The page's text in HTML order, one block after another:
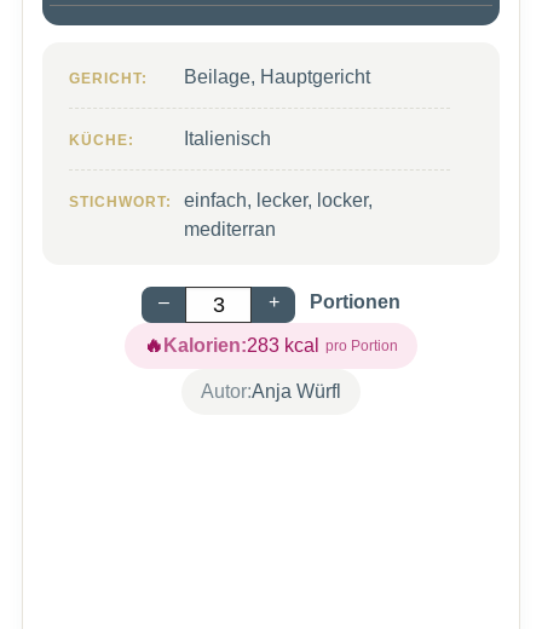
GERICHT: Beilage, Hauptgericht
KÜCHE: Italienisch
STICHWORT:
einfach, lecker, locker,
mediterran
– + Portionen
Kalorien:283 kcal
Autor:Anja Würfl